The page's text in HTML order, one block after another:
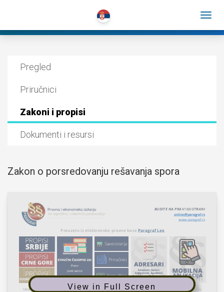
Pregled
Priručnici
Zakoni i propisi
Dokumenti i resursi
Zakon o porsredovanju rešavanja spora
View in Full Screen